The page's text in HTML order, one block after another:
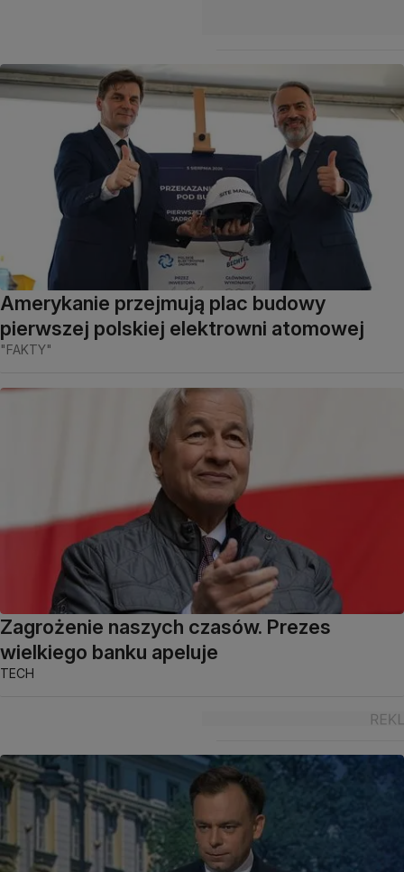
Amerykanie przejmują plac budowy
pierwszej polskiej elektrowni atomowej
"FAKTY"
Zagrożenie naszych czasów. Prezes
wielkiego banku apeluje
TECH